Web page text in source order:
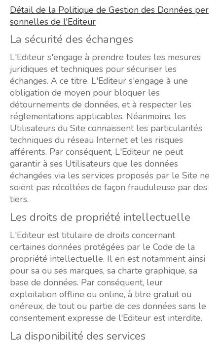
Détail de la Politique de Gestion des Données per
sonnelles de l'Editeur
La sécurité des échanges
L'Editeur s'engage à prendre toutes les mesures
juridiques et techniques pour sécuriser les
échanges. A ce titre, L'Editeur s'engage à une
obligation de moyen pour bloquer les
détournements de données, et à respecter les
réglementations applicables. Néanmoins, les
Utilisateurs du Site connaissent les particularités
techniques du réseau Internet et les risques
afférents. Par conséquent, L'Editeur ne peut
garantir à ses Utilisateurs que les données
échangées via les services proposés par le Site ne
soient pas récoltées de façon frauduleuse par des
tiers.
Les droits de propriété intellectuelle
L'Editeur est titulaire de droits concernant
certaines données protégées par le Code de la
propriété intellectuelle. Il en est notamment ainsi
pour sa ou ses marques, sa charte graphique, sa
base de données. Par conséquent, leur
exploitation offline ou online, à titre gratuit ou
onéreux, de tout ou partie de ces données sans le
consentement expresse de l'Editeur est interdite.
La disponibilité des services